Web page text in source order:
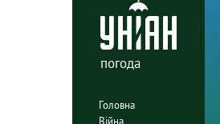
погода
Головна
Війна